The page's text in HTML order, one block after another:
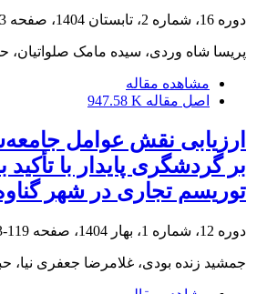
دوره 16، شماره 2، تابستان 1404، صفحه
پریسا شاه وردی، سیده مامک
مشاهده مقاله
اصل مقاله 947.58 K
ارزیابی نقش عوامل
بر گردشگری پایدار با
توریسم تجاری در شهر
دوره 12، شماره 1، بهار 1404، صفحه 119-133
جمشید زنده بودی، غلامرضا جعفری نیا،